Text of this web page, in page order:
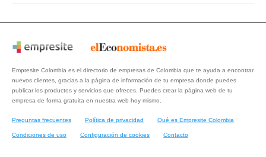
Empresite Colombia es el directorio de empresas de Colombia que te ayuda a encontrar
nuevos clientes, gracias a la página de información de tu empresa donde puedes
publicar los productos y servicios que ofreces. Puedes crear la página web de tu
empresa de forma gratuita en nuestra web hoy mismo.
Preguntas frecuentes Política de privacidad Qué es Empresite Colombia
Condiciones de uso Configuración de cookies Contacto